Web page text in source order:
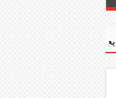
مقابل مبالغ مالية